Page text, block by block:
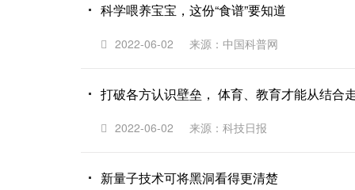
科学喂养宝宝，这份“食谱”要知道
2022-06-02 来源：中国科普网
打破各方认识壁垒， 体育、教育才能从结合
2022-06-02 来源：科技日报
新量子技术可将黑洞看得更清楚